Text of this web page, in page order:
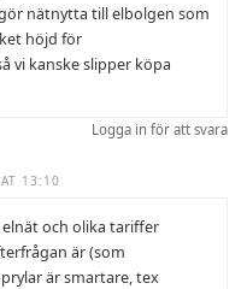
nätnytta till elbolgen som
höjd för
vi kanske slipper köpa
Logga in för att svara
13:10
och olika tariffer
är (som
är smartare, tex